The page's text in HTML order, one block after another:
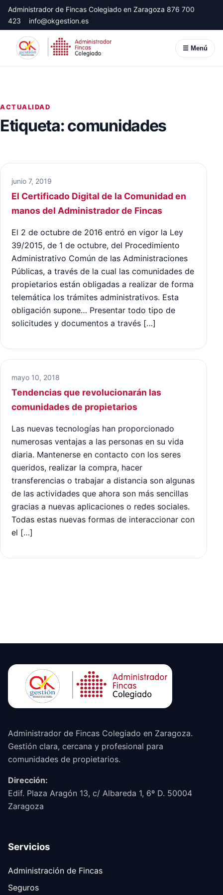
Administrador de Fincas Colegiado en Zaragoza 876 700
423
info@okgestion.es
☰ Menú
ACTUALIDAD
Etiqueta:comunidades
junio 7, 2019
El Certificado Digital de la Comunidad en
manos del Administrador de Fincas
El 2 de octubre de 2016 entró en vigor la Ley
39/2015, de 1 de octubre, del Procedimiento
Administrativo Común de las Administraciones
Públicas, a través de la cual las comunidades de
propietarios están obligadas a realizar de forma
telemática los trámites administrativos. Esta
obligación supone… Presentar todo tipo de
solicitudes y documentos a través […]
mayo 10, 2018
Tendencias que revolucionarán las
comunidades de propietarios
Las nuevas tecnologías han proporcionado
numerosas ventajas a las personas en su vida
diaria. Mantenerse en contacto con los seres
queridos, realizar la compra, hacer
transferencias o trabajar a distancia son algunas
de las actividades que ahora son más sencillas
gracias a nuevas aplicaciones o redes sociales.
Todas estas nuevas formas de interaccionar con
el […]
Administrador de Fincas Colegiado en Zaragoza.
Gestión clara, cercana y profesional para
comunidades de propietarios.
Dirección:
Edif. Plaza Aragón 13, c/ Albareda 1, 6º D. 50004
Zaragoza
Servicios
Administración de Fincas
Seguros